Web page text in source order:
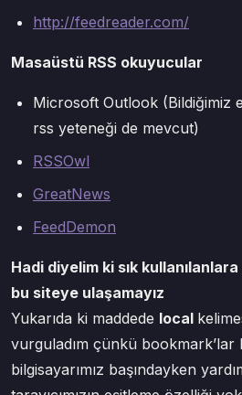
http://feedreader.com/
Masaüstü RSS okuyucular
Microsoft Outlook (Bildiğimiz
rss yeteneği de mevcut)
RSSOwl
GreatNews
FeedDemon
Hadi diyelim ki sık
bu siteye ulaşamayız
Yukarıda ki maddede local
vurguladım çünkü bookmark’lar
bilgisayarımız başındayken